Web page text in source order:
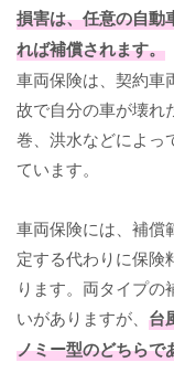
損害は、任意の自動
れば補償されます。
車両保険は、契約車
故で自分の車が壊れ
巻、洪水などによっ
ています。
車両保険には、補償
定する代わりに保険
ります。両タイプ
いがありますが、 台
ノミー型のどちらで